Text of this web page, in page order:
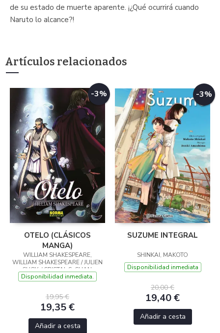
de su estado de muerte aparente. ¡¿Qué ocurrirá cuando
Naruto lo alcance?!
Artículos relacionados
-3%
OTELO (CLÁSICOS
MANGA)
WILLIAM SHAKESPEARE,
WILLIAM SHAKESPEARE / JULIEN
CHOY, / CRISTAL S. CHAN,
Disponibilidad inmediata.
19,95 €
19,35 €
Añadir a cesta
-3%
SUZUME INTEGRAL
SHINKAI, MAKOTO
Disponibilidad inmediata
20,00 €
19,40 €
Añadir a cesta